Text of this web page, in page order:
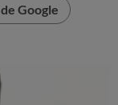
Google